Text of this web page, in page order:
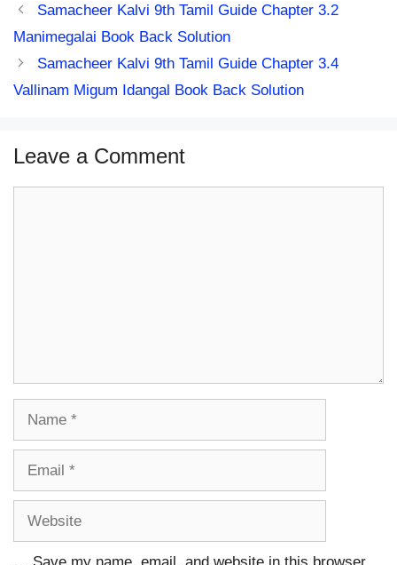
Samacheer Kalvi 9th Tamil Guide Chapter 3.2
Manimegalai Book Back Solution
Samacheer Kalvi 9th Tamil Guide Chapter 3.4
Vallinam Migum Idangal Book Back Solution
Leave a Comment